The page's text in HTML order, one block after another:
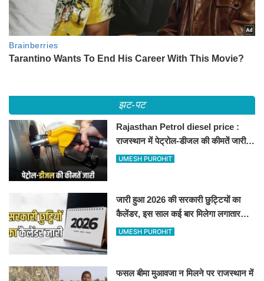
झट-पट
Rajasthan Petrol diesel price :
राजस्थान में पेट्रोल-डीजल की कीमतें जारी,
जानिए बीकानेर समेत पुरे प्रदेश में नए रेट
UMESH PUROHIT
जारी हुआ 2026 की सरकारी छुट्टियों का
कैलेंडर, इस साल कई बार मिलेगा लगातार
अवकाश, देखें
UMESH PUROHIT
फसल बीमा मुआवजा न मिलने पर राजस्थान में